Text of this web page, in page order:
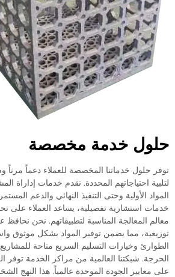
حلول خدمة مخصصة
توفر حلول خدماتنا المخصصة للعملاء دعماً
لتلبية احتياجاتهم المحددة. نقدم خدمات إداراة
المواد الأولية وحتى التنفيذ النهائي والدعم
خدمات استشارية تفصيلية، يساعد العملاء على
معالم المعالجة المناسبة لتطبيقاتهم. نحن
توزيعية، مما يضمن توفير المواد بشكل موثوق
الطوارئ وخيارات التسليم السريع متاحة للمشاريع
الحرجة. شبكتنا العالمية من مراكز الخدمة توفر
على معايير الجودة الموحدة عالمياً. هذا النهج